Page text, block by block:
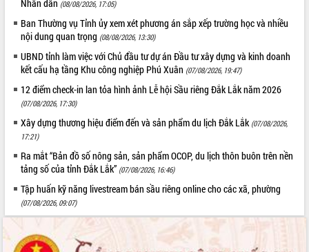
Nhân dân (08/08/2026, 17:05)
Ban Thường vụ Tỉnh ủy xem xét phương án sắp xếp trường học và nhiều
nội dung quan trọng (08/08/2026, 13:30)
UBND tỉnh làm việc với Chủ đầu tư dự án Đầu tư xây dựng và kinh doanh
kết cấu hạ tầng Khu công nghiệp Phú Xuân (07/08/2026, 19:47)
12 điểm check-in lan tỏa hình ảnh Lễ hội Sầu riêng Đắk Lắk năm 2026
(07/08/2026, 17:30)
Xây dựng thương hiệu điểm đến và sản phẩm du lịch Đắk Lắk (07/08/2026,
17:21)
Ra mắt “Bản đồ số nông sản, sản phẩm OCOP, du lịch thôn buôn trên nền
tảng số của tỉnh Đắk Lắk” (07/08/2026, 16:46)
Tập huấn kỹ năng livestream bán sầu riêng online cho các xã, phường
(07/08/2026, 09:07)